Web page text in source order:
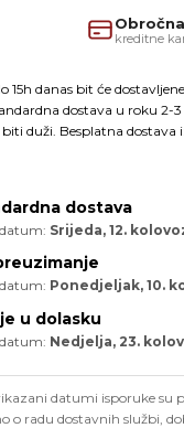
kreditne
15h danas bit će dostavljene
dostava u roku 2-
duži. Besplatna dostava
dostava
Srijeda, 12.
Ponedjeljak, 10.
u dolasku
Nedjelja, 23.
datumi isporuke su
o radu dostavnih službi,